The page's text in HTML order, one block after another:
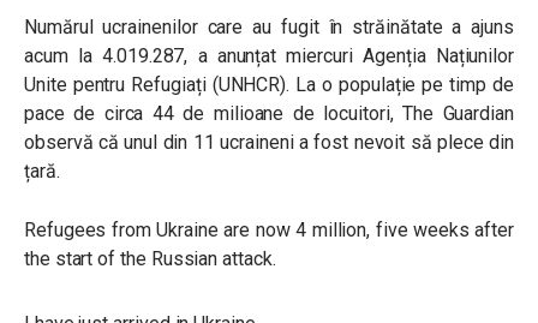
Numărul ucrainenilor care au fugit în străinătate a ajuns
acum la 4.019.287, a anunțat miercuri Agenția Națiunilor
Unite pentru Refugiați (UNHCR). La o populație pe timp de
pace de circa 44 de milioane de locuitori, The Guardian
observă că unul din 11 ucraineni a fost nevoit să plece din
țară.
Refugees from Ukraine are now 4 million, five weeks after
the start of the Russian attack.